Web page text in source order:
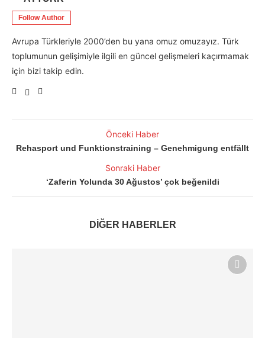
Follow Author
Avrupa Türkleriyle 2000’den bu yana omuz omuzayız. Türk
toplumunun gelişimiyle ilgili en güncel gelişmeleri kaçırmamak
için bizi takip edin.
Önceki Haber
Rehasport und Funktionstraining – Genehmigung entfällt
Sonraki Haber
‘Zaferin Yolunda 30 Ağustos’ çok beğenildi
DİĞER HABERLER